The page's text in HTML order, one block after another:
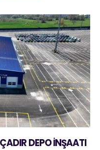
DEPO İNŞAATI